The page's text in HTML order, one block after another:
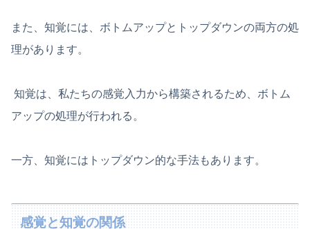
また、知覚には、ボトムアップとトップダウンの両方の処
理があります。
知覚は、私たちの感覚入力から構築されるため、ボトム
アップの処理が行われる。
一方、知覚にはトップダウン的な手法もあります。
感覚と知覚の関係